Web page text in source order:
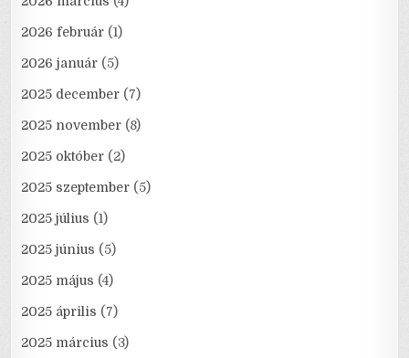
2026 február (1)
2026 január (5)
2025 december (7)
2025 november (8)
2025 október (2)
2025 szeptember (5)
2025 július (1)
2025 június (5)
2025 május (4)
2025 április (7)
2025 március (3)